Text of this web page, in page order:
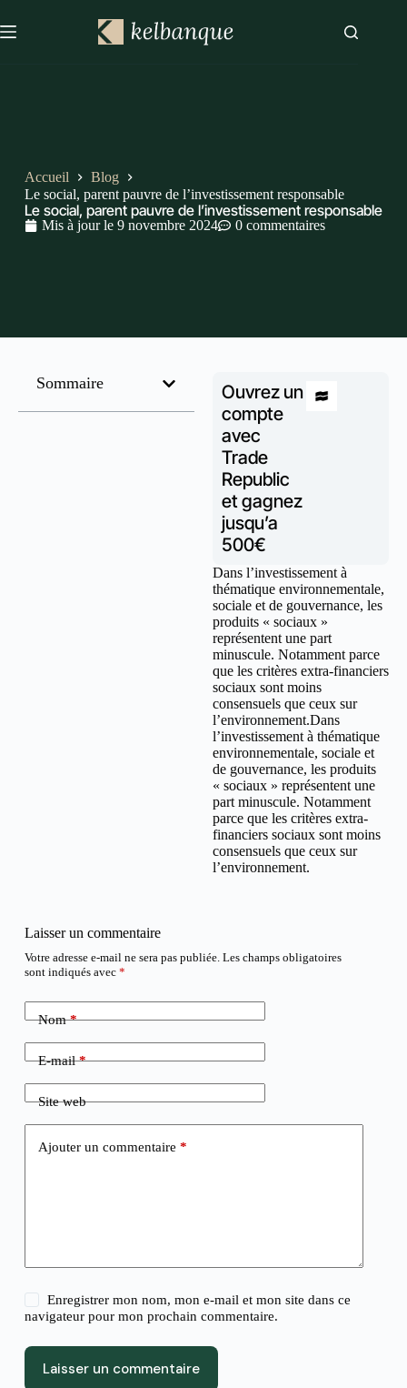
Accueil
Blog
Le social, parent pauvre de l’investissement responsable
Le social, parent pauvre de l’investissement responsable
Mis à jour le 9 novembre 2024 0 commentaires
Sommaire
Ouvrez un
compte
avec
Trade
Republic
et gagnez
jusqu’a
500€
Dans l’investissement à
thématique environnementale,
sociale et de gouvernance, les
produits « sociaux »
représentent une part
minuscule. Notamment parce
que les critères extra-financiers
sociaux sont moins
consensuels que ceux sur
l’environnement.Dans
l’investissement à thématique
environnementale, sociale et
de gouvernance, les produits
« sociaux » représentent une
part minuscule. Notamment
parce que les critères extra-
financiers sociaux sont moins
consensuels que ceux sur
l’environnement.
Laisser un commentaire
Votre adresse e-mail ne sera pas publiée. Les champs obligatoires
sont indiqués avec *
Nom*
E-mail*
Site web
Ajouter un commentaire *
Enregistrer mon nom, mon e-mail et mon site dans ce
navigateur pour mon prochain commentaire.
Laisser un commentaire